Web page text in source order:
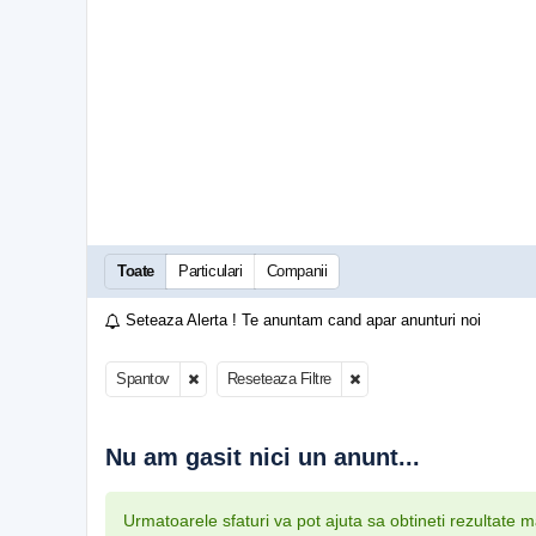
Toate Particulari Companii
Seteaza Alerta ! Te anuntam cand apar anunturi noi
Spantov Reseteaza Filtre
Nu am gasit nici un anunt...
Urmatoarele sfaturi va pot ajuta sa obtineti rezultate